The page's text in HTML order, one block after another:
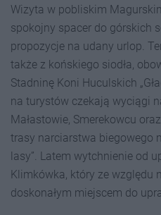
Wizyta w pobliskim
spokojny spacer do górskich
propozycje na udany urlop.
także z końskiego siodła,
Stadninę Koni Huculskich
na turystów czekają wyciągi
Małastowie, Smerekowcu
trasy narciarstwa biegowego
lasy”. Latem wytchnienie od
Klimkówka, który ze względu
doskonałym miejscem do